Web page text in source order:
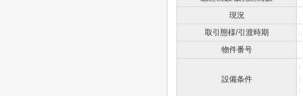
現況
取引態様/引渡時期
物件番号
設備条件